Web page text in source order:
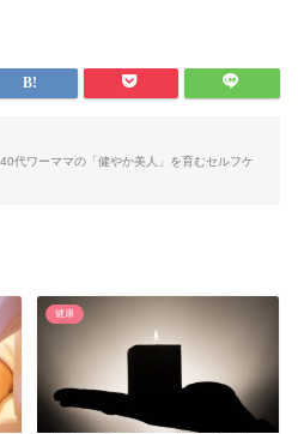
代ワーママの「健やか美人」を育むセルフケ
健康